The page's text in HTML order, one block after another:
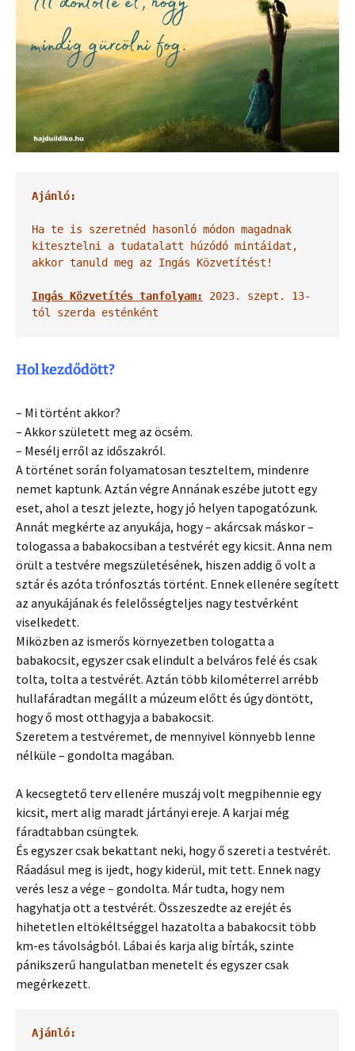
Ajánló:
Ha te is szeretnéd hasonló módon magadnak
kitesztelni a tudatalatt húzódó mintáidat,
akkor tanuld meg az Ingás Közvetítést!
Ingás Közvetítés tanfolyam:
2023. szept. 13-
tól szerda esténként
Hol kezdődött?
– Mi történt akkor?
– Akkor született meg az öcsém.
– Mesélj erről az időszakról.
A történet során folyamatosan teszteltem, mindenre
nemet kaptunk. Aztán végre Annának eszébe jutott egy
eset, ahol a teszt jelezte, hogy jó helyen tapogatózunk.
Annát megkérte az anyukája, hogy – akárcsak máskor –
tologassa a babakocsiban a testvérét egy kicsit. Anna nem
örült a testvére megszületésének, hiszen addig ő volt a
sztár és azóta trónfosztás történt. Ennek ellenére segített
az anyukájának és felelősségteljes nagy testvérként
viselkedett.
Miközben az ismerős környezetben tologatta a
babakocsit, egyszer csak elindult a belváros felé és csak
tolta, tolta a testvérét. Aztán több kilométerrel arrébb
hullafáradtan megállt a múzeum előtt és úgy döntött,
hogy ő most otthagyja a babakocsit.
Szeretem a testvéremet, de mennyivel könnyebb lenne
nélküle – gondolta magában.
A kecsegtető terv ellenére muszáj volt megpihennie egy
kicsit, mert alig maradt jártányi ereje. A karjai még
fáradtabban csüngtek.
És egyszer csak bekattant neki, hogy ő szereti a testvérét.
Ráadásul meg is ijedt, hogy kiderül, mit tett. Ennek nagy
verés lesz a vége – gondolta. Már tudta, hogy nem
hagyhatja ott a testvérét. Összeszedte az erejét és
hihetetlen eltökéltséggel hazatolta a babakocsit több
km-es távolságból. Lábai és karja alig bírták, szinte
pánikszerű hangulatban menetelt és egyszer csak
megérkezett.
Ajánló: